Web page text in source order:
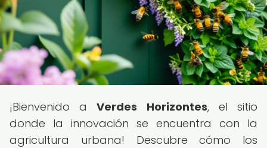
¡Bienvenido aVerdes Horizontes, el sitio
donde la innovación se encuentra con la
agricultura urbana! Descubre cómo los